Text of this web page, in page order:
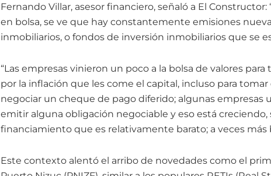
Fernando Villar, asesor financiero, señaló a El
en bolsa, se ve que hay constantemente emisiones
inmobiliarios, o fondos de inversión inmobiliarios que se
“Las empresas vinieron un poco a la bolsa de valores para
por la inflación que les come el capital, incluso para
negociar un cheque de pago diferido; algunas empresas
emitir alguna obligación negociable y eso está
financiamiento que es relativamente barato; a veces más
Este contexto alentó el arribo de novedades como el